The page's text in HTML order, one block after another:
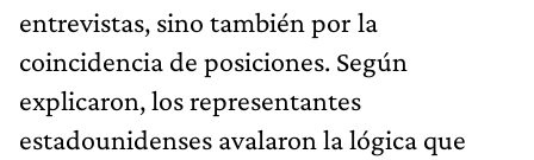
entrevistas, sino también por la
coincidencia de posiciones. Según
explicaron, los representantes
estadounidenses avalaron la lógica que